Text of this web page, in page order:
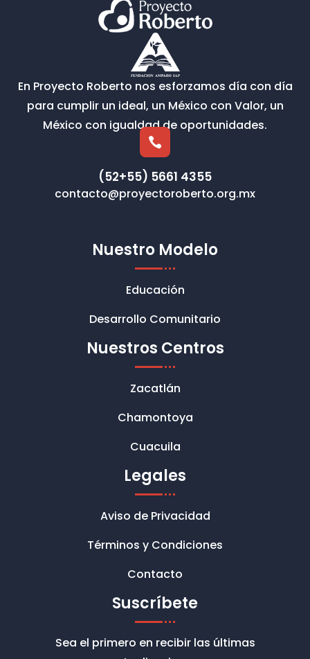
En Proyecto Roberto nos esforzamos día con día
para cumplir un ideal, un México con Valor, un
México con igualdad de oportunidades.

(52+55) 5661 4355
contacto@proyectoroberto.org.mx
Nuestro Modelo
Educación
Desarrollo Comunitario
Nuestros Centros
Zacatlán
Chamontoya
Cuacuila
Legales
Aviso de Privacidad
Términos y Condiciones
Contacto
Suscríbete
Sea el primero en recibir las últimas